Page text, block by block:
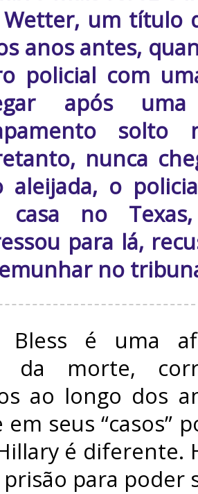
Wetter, um título
anos antes,
policial com
após
solto
nunca
aleijada, o
casa no
para lá,
no
Bless é uma
da morte,
ao longo dos
seus “casos”
é diferente.
para poder